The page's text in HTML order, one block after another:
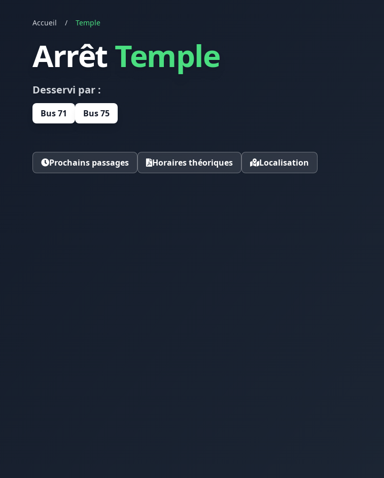
Accueil / Temple
ArrêtTemple
Desservi par :
Bus 71 Bus 75
Prochains passages Horaires théoriques Localisation